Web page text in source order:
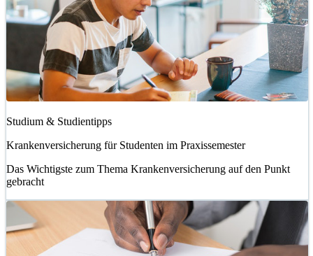
Studium & Studientipps
Krankenversicherung für Studenten im Praxissemester
Das Wichtigste zum Thema Krankenversicherung auf den Punkt
gebracht